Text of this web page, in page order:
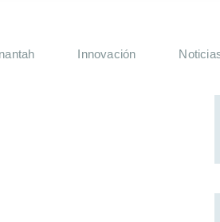
Innovación